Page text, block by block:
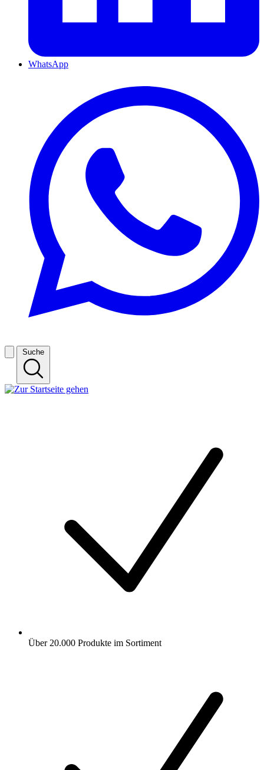
WhatsApp
Suche
Über 20.000 Produkte im Sortiment